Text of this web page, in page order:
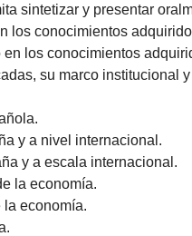
sintetizar y presentar
conocimientos
los conocimientos
su marco institucional
y a nivel internacional.
y a escala internacional.
la economía.
la economía.